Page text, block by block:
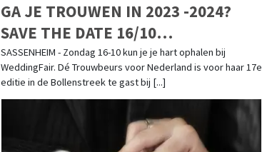
GA JE TROUWEN IN 2023 -2024?
SAVE THE DATE 16/10
WEDDINGSHOPPEN IN
SASSENHEIM!
SASSENHEIM - Zondag 16-10 kun je je hart ophalen bij
WeddingFair. Dé Trouwbeurs voor Nederland is voor haar 17e
editie in de Bollenstreek te gast bij [...]